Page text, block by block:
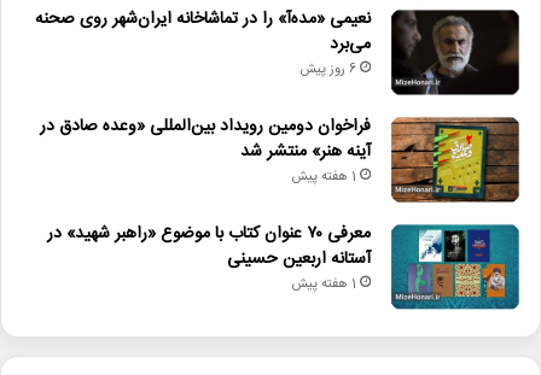
نعیمی «مده‌آ» را در تماشاخانه ایران‌شهر روی صحنه
می‌برد
6 روز پیش
فراخوان دومین رویداد بین‌المللی «وعده صادق در
آینه هنر» منتشر شد
1 هفته پیش
معرفی ۷۰ عنوان کتاب با موضوع «راهبر شهید» در
آستانه اربعین حسینی
1 هفته پیش